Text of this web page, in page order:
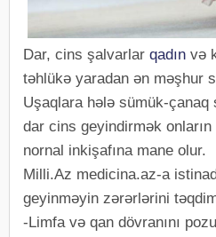
Dar, cins şalvarlar qadın və
təhlükə yaradan ən məşhur
Uşaqlara hələ sümük-
dar cins geyindirmək
nornal inkişafına mane olur.
Milli.Az medicina.az-a
geyinməyin zərərlərini
-Limfa və qan dövranını